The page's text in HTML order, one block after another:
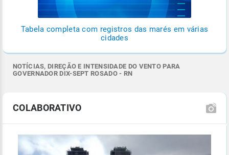
Tabela completa com registros das marés em várias
cidades
NOTÍCIAS, DIREÇÃO E INTENSIDADE DO VENTO PARA
GOVERNADOR DIX-SEPT ROSADO - RN
COLABORATIVO